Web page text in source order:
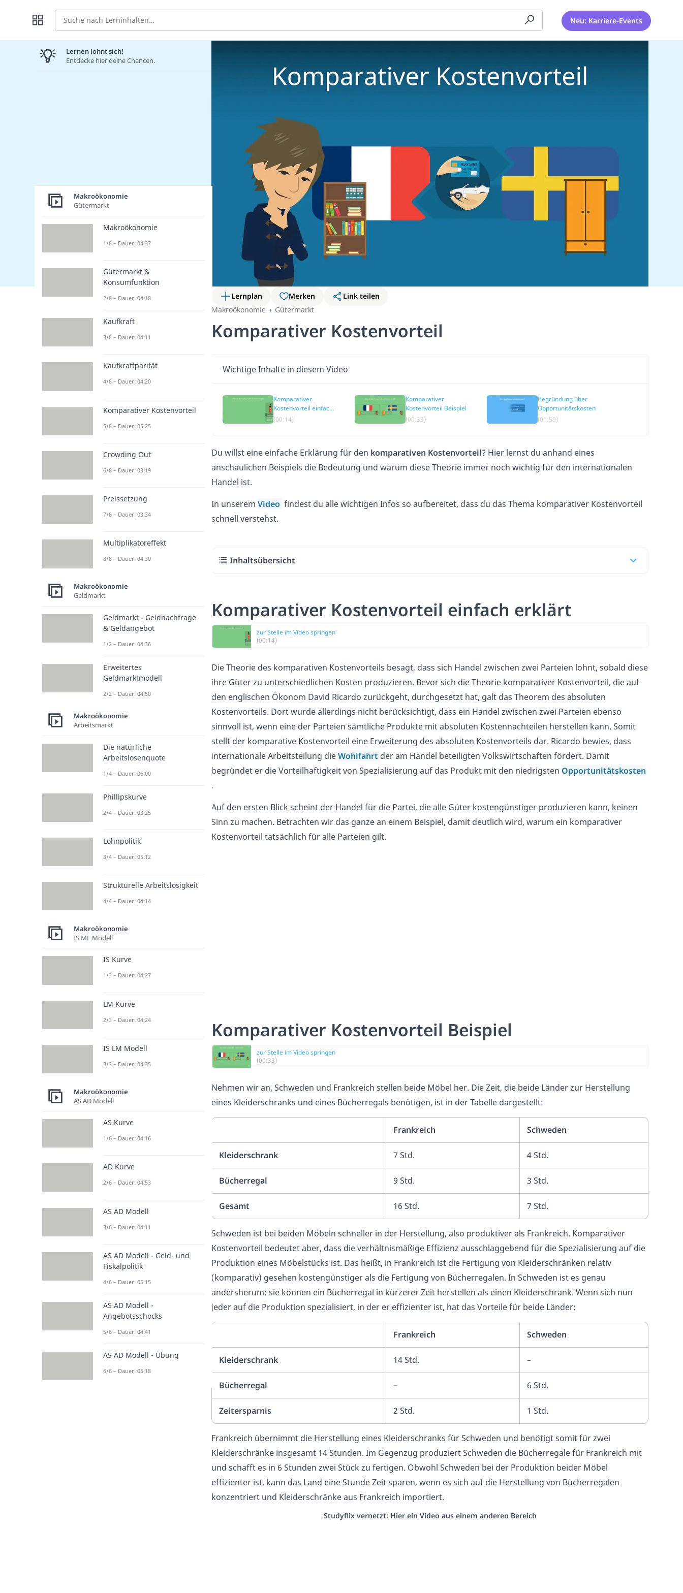
Suche Neu: Karriere-Events
Lernplan Merken
Link teilen
Makroökonomie
Gütermarkt
Komparativer Kostenvorteil
Wichtige Inhalte in diesem Video
Komparativer
Kostenvorteil einfach
erklärt
(00:14)
Komparativer
Kostenvorteil Beispiel
(00:33)
Begründung über
Opportunitätskosten
(01:59)
Du willst eine einfache Erklärung für den komparativen Kostenvorteil? Hier lernst du anhand eines
anschaulichen Beispiels die Bedeutung und warum diese Theorie immer noch wichtig für den internationalen
Handel ist.
In unserem Video findest du alle wichtigen Infos so aufbereitet, dass du das Thema komparativer Kostenvorteil
schnell verstehst.
Inhaltsübersicht
Komparativer Kostenvorteil einfach erklärt
zur Stelle im Video springen
(00:14)
Die Theorie des komparativen Kostenvorteils besagt, dass sich Handel zwischen zwei Parteien lohnt, sobald diese
ihre Güter zu unterschiedlichen Kosten produzieren. Bevor sich die Theorie komparativer Kostenvorteil, die auf
den englischen Ökonom David Ricardo zurückgeht, durchgesetzt hat, galt das Theorem des absoluten
Kostenvorteils. Dort wurde allerdings nicht berücksichtigt, dass ein Handel zwischen zwei Parteien ebenso
sinnvoll ist, wenn eine der Parteien sämtliche Produkte mit absoluten Kostennachteilen herstellen kann. Somit
stellt der komparative Kostenvorteil eine Erweiterung des absoluten Kostenvorteils dar. Ricardo bewies, dass
internationale Arbeitsteilung dieWohlfahrt der am Handel beteiligten Volkswirtschaften fördert. Damit
begründet er die Vorteilhaftigkeit von Spezialisierung auf das Produkt mit den niedrigsten Opportunitätskosten
.
Auf den ersten Blick scheint der Handel für die Partei, die alle Güter kostengünstiger produzieren kann, keinen
Sinn zu machen. Betrachten wir das ganze an einem Beispiel, damit deutlich wird, warum ein komparativer
Kostenvorteil tatsächlich für alle Parteien gilt.
Komparativer Kostenvorteil Beispiel
zur Stelle im Video springen
(00:33)
Nehmen wir an, Schweden und Frankreich stellen beide Möbel her. Die Zeit, die beide Länder zur Herstellung
eines Kleiderschranks und eines Bücherregals benötigen, ist in der Tabelle dargestellt:
Frankreich Schweden
Kleiderschrank 7 Std. 4 Std.
Bücherregal 9 Std. 3 Std.
Gesamt 16 Std. 7 Std.
Schweden ist bei beiden Möbeln schneller in der Herstellung, also produktiver als Frankreich. Komparativer
Kostenvorteil bedeutet aber, dass die verhältnismäßige Effizienz ausschlaggebend für die Spezialisierung auf die
Produktion eines Möbelstücks ist. Das heißt, in Frankreich ist die Fertigung von Kleiderschränken relativ
(komparativ) gesehen kostengünstiger als die Fertigung von Bücherregalen. In Schweden ist es genau
andersherum: sie können ein Bücherregal in kürzerer Zeit herstellen als einen Kleiderschrank. Wenn sich nun
jeder auf die Produktion spezialisiert, in der er effizienter ist, hat das Vorteile für beide Länder:
Frankreich Schweden
Kleiderschrank 14 Std. –
Bücherregal – 6 Std.
Zeitersparnis 2 Std. 1 Std.
Frankreich übernimmt die Herstellung eines Kleiderschranks für Schweden und benötigt somit für zwei
Kleiderschränke insgesamt 14 Stunden. Im Gegenzug produziert Schweden die Bücherregale für Frankreich mit
und schafft es in 6 Stunden zwei Stück zu fertigen. Obwohl Schweden bei der Produktion beider Möbel
effizienter ist, kann das Land eine Stunde Zeit sparen, wenn es sich auf die Herstellung von Bücherregalen
konzentriert und Kleiderschränke aus Frankreich importiert.
Studyflix vernetzt: Hier ein Video aus einem anderen Bereich
Lernen lohnt sich!
Entdecke hier deine Chancen.
Makroökonomie
Gütermarkt
Makroökonomie
1/8 – Dauer: 04:37
Gütermarkt &
Konsumfunktion
2/8 – Dauer: 04:18
Kaufkraft
3/8 – Dauer: 04:11
Kaufkraftparität
4/8 – Dauer: 04:20
Komparativer Kostenvorteil
5/8 – Dauer: 05:25
Crowding Out
6/8 – Dauer: 03:19
Preissetzung
7/8 – Dauer: 03:34
Multiplikatoreffekt
8/8 – Dauer: 04:30
Makroökonomie
Geldmarkt
Geldmarkt - Geldnachfrage
& Geldangebot
1/2 – Dauer: 04:36
Erweitertes
Geldmarktmodell
2/2 – Dauer: 04:50
Makroökonomie
Arbeitsmarkt
Die natürliche
Arbeitslosenquote
1/4 – Dauer: 06:00
Phillipskurve
2/4 – Dauer: 03:25
Lohnpolitik
3/4 – Dauer: 05:12
Strukturelle Arbeitslosigkeit
4/4 – Dauer: 04:14
Makroökonomie
IS ML Modell
IS Kurve
1/3 – Dauer: 04:27
LM Kurve
2/3 – Dauer: 04:24
IS LM Modell
3/3 – Dauer: 04:35
Makroökonomie
AS AD Modell
AS Kurve
1/6 – Dauer: 04:16
AD Kurve
2/6 – Dauer: 04:53
AS AD Modell
3/6 – Dauer: 04:11
AS AD Modell - Geld- und
Fiskalpolitik
4/6 – Dauer: 05:15
AS AD Modell -
Angebotsschocks
5/6 – Dauer: 04:41
AS AD Modell - Übung
6/6 – Dauer: 05:18